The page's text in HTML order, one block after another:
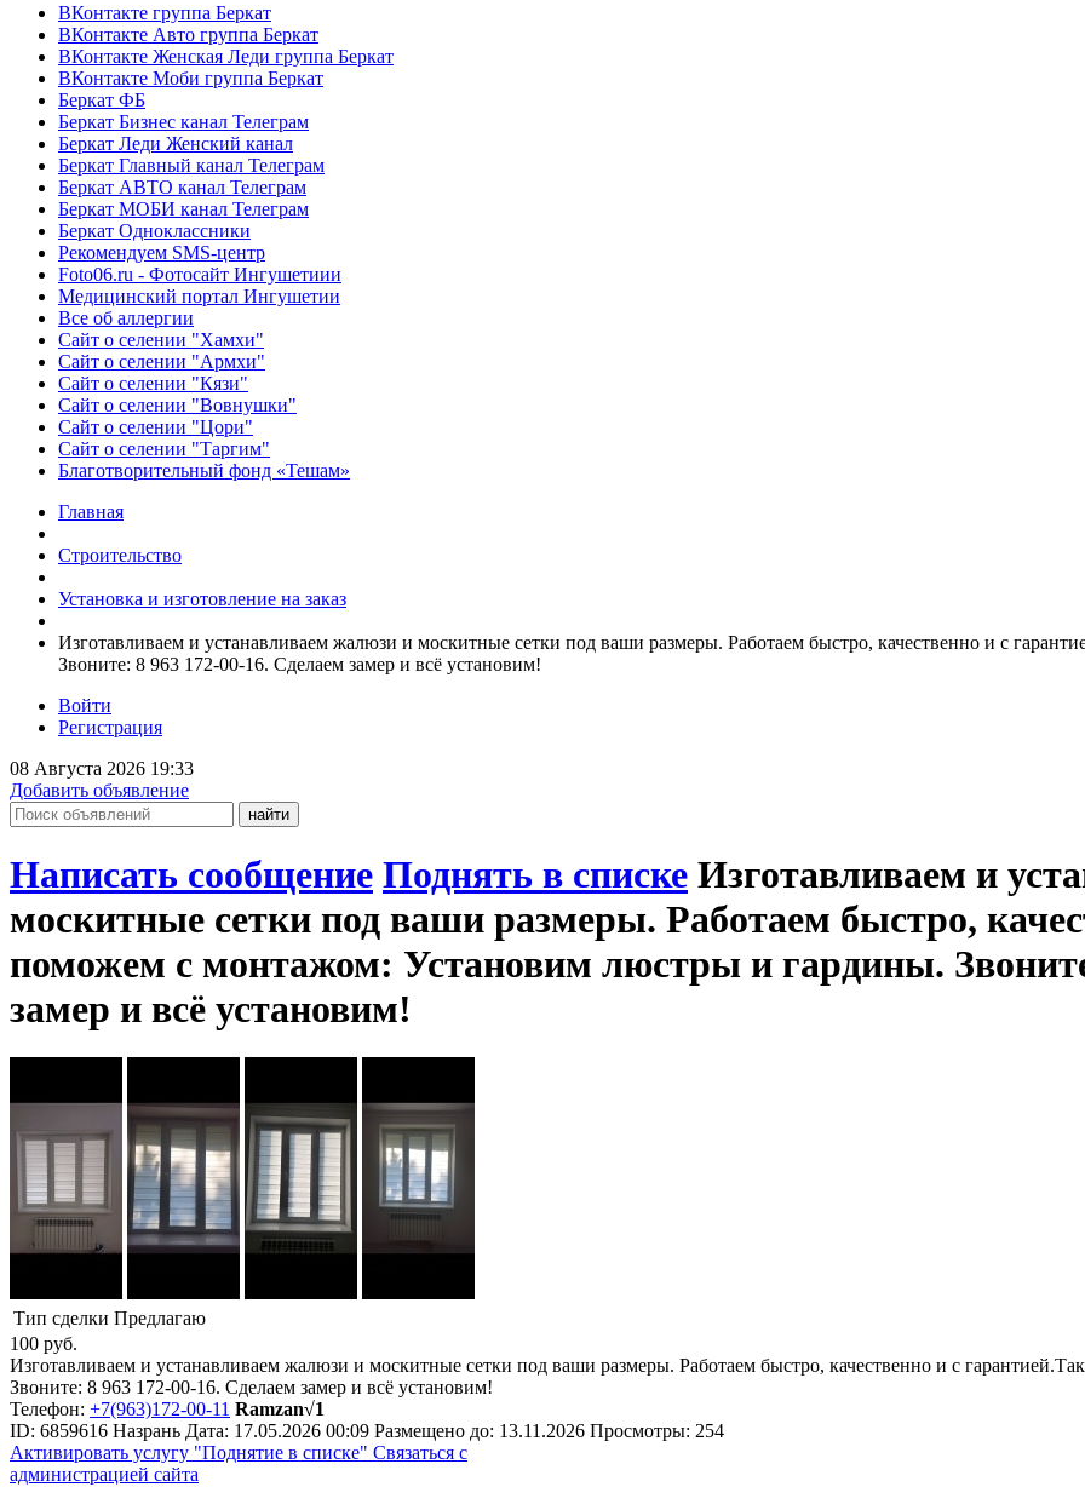
ВКонтакте группа Беркат
ВКонтакте Авто группа Беркат
ВКонтакте Женская Леди группа Беркат
ВКонтакте Моби группа Беркат
Беркат ФБ
Беркат Бизнес канал Телеграм
Беркат Леди Женский канал
Беркат Главный канал Телеграм
Беркат АВТО канал Телеграм
Беркат МОБИ канал Телеграм
Беркат Одноклассники
Рекомендуем SMS-центр
Foto06.ru - Фотосайт Ингушетиии
Медицинский портал Ингушетии
Все об аллергии
Сайт о селении "Хамхи"
Сайт о селении "Армхи"
Сайт о селении "Кязи"
Сайт о селении "Вовнушки"
Сайт о селении "Цори"
Сайт о селении "Таргим"
Благотворительный фонд «Тешам»
Главная
Строительство
Установка и изготовление на заказ
Изготавливаем и устанавливаем жалюзи и москитные сетки под ваши размеры. Работаем быстро, качественно и с
Звоните: 8 963 172-00-16. Сделаем замер и всё установим!
Войти
Регистрация
08 Августа 2026 19:33
Добавить объявление
Написать сообщение Поднять в списке Изготавливаем и
москитные сетки под ваши размеры. Работаем быстро,
поможем с монтажом: ​Установим люстры и гардины.
замер и всё установим!
Тип сделки Предлагаю
100 руб.
Изготавливаем и устанавливаем жалюзи и москитные сетки под ваши размеры. Работаем быстро, качественно и с гарантией.
Звоните: 8 963 172-00-16. Сделаем замер и всё установим!
Телефон: +7(963)172-00-11 Ramzan√1
ID: 6859616 Назрань Дата: 17.05.2026 00:09 Размещено до: 13.11.2026 Просмотры: 254
Активировать услугу "Поднятие в списке" Связаться с
администрацией сайта